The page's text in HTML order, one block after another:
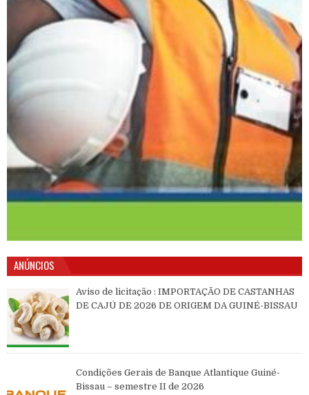
ANÚNCIOS
Aviso de licitação : IMPORTAÇÃO DE CASTANHAS
DE CAJÚ DE 2026 DE ORIGEM DA GUINÉ-BISSAU
Condições Gerais de Banque Atlantique Guiné-
Bissau – semestre II de 2026